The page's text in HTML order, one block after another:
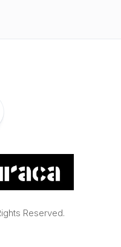
Reserved.